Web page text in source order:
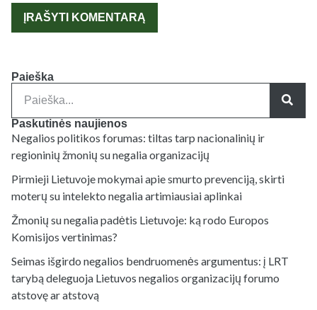
Paieška
Paskutinės naujienos
Negalios politikos forumas: tiltas tarp nacionalinių ir
regioninių žmonių su negalia organizacijų
Pirmieji Lietuvoje mokymai apie smurto prevenciją, skirti
moterų su intelekto negalia artimiausiai aplinkai
Žmonių su negalia padėtis Lietuvoje: ką rodo Europos
Komisijos vertinimas?
Seimas išgirdo negalios bendruomenės argumentus: į LRT
tarybą deleguoja Lietuvos negalios organizacijų forumo
atstovę ar atstovą